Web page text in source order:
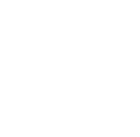
フェリルリン酸Na(整肌) TPNaは株式会社レゾナ
ミン酸ジ(フィトステリル/オクチルドデシル)(保護)
湿) ＊15 酢酸N-プロリルパルミトイルトリペプチド
18 べタイン、PCA-Na、セリン、アラニン、グリシ